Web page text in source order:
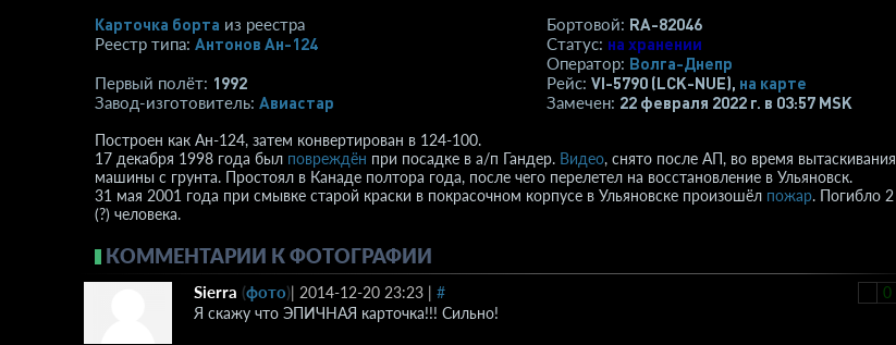
Карточка борта из реестра
Реестр типа: Антонов Ан-124
Первый полёт: 1992
Завод-изготовитель: Авиастар
Бортовой: RA-82046
Статус: на хранении
Оператор: Волга-Днепр
Рейс: VI-5790 (LCK-NUE), на карте
Замечен: 22 февраля 2022 г. в 03:57 MSK
Построен как Ан-124, затем конвертирован в 124-100.
17 декабря 1998 года был повреждён при посадке в а/п Гандер. Видео, снято после АП, во время вытаскивания
машины с грунта. Простоял в Канаде полтора года, после чего перелетел на восстановление в Ульяновск.
31 мая 2001 года при смывке старой краски в покрасочном корпусе в Ульяновске произошёл пожар. Погибло 2
(?) человека.
КОММЕНТАРИИ К ФОТОГРАФИИ
0
Sierra (фото)| 2014-12-20 23:23 | #
Я скажу что ЭПИЧНАЯ карточка!!! Сильно!